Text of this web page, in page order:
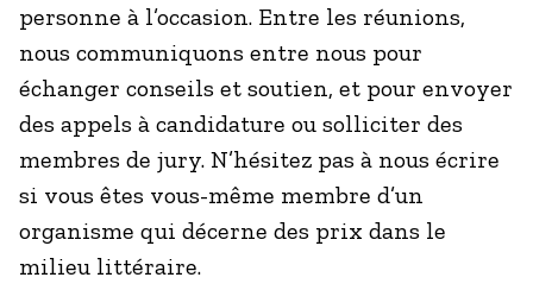
personne à l’occasion. Entre les réunions,
nous communiquons entre nous pour
échanger conseils et soutien, et pour envoyer
des appels à candidature ou solliciter des
membres de jury. N’hésitez pas à nous écrire
si vous êtes vous-même membre d’un
organisme qui décerne des prix dans le
milieu littéraire.